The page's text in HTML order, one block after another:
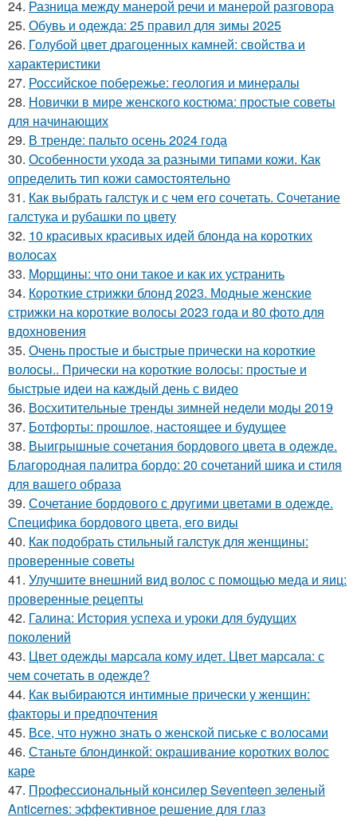
24. Разница между манерой речи и манерой разговора
25. Обувь и одежда: 25 правил для зимы 2025
26. Голубой цвет драгоценных камней: свойства и
характеристики
27. Российское побережье: геология и минералы
28. Новички в мире женского костюма: простые советы
для начинающих
29. В тренде: пальто осень 2024 года
30. Особенности ухода за разными типами кожи. Как
определить тип кожи самостоятельно
31. Как выбрать галстук и с чем его сочетать. Сочетание
галстука и рубашки по цвету
32. 10 красивых красивых идей блонда на коротких
волосах
33. Морщины: что они такое и как их устранить
34. Короткие стрижки блонд 2023. Модные женские
стрижки на короткие волосы 2023 года и 80 фото для
вдохновения
35. Очень простые и быстрые прически на короткие
волосы.. Прически на короткие волосы: простые и
быстрые идеи на каждый день с видео
36. Восхитительные тренды зимней недели моды 2019
37. Ботфорты: прошлое, настоящее и будущее
38. Выигрышные сочетания бордового цвета в одежде.
Благородная палитра бордо: 20 сочетаний шика и стиля
для вашего образа
39. Сочетание бордового с другими цветами в одежде.
Специфика бордового цвета, его виды
40. Как подобрать стильный галстук для женщины:
проверенные советы
41. Улучшите внешний вид волос с помощью меда и яиц:
проверенные рецепты
42. Галина: История успеха и уроки для будущих
поколений
43. Цвет одежды марсала кому идет. Цвет марсала: с
чем сочетать в одежде?
44. Как выбираются интимные прически у женщин:
факторы и предпочтения
45. Все, что нужно знать о женской письке с волосами
46. Станьте блондинкой: окрашивание коротких волос
каре
47. Профессиональный консилер Seventeen зеленый
Anticernes: эффективное решение для глаз